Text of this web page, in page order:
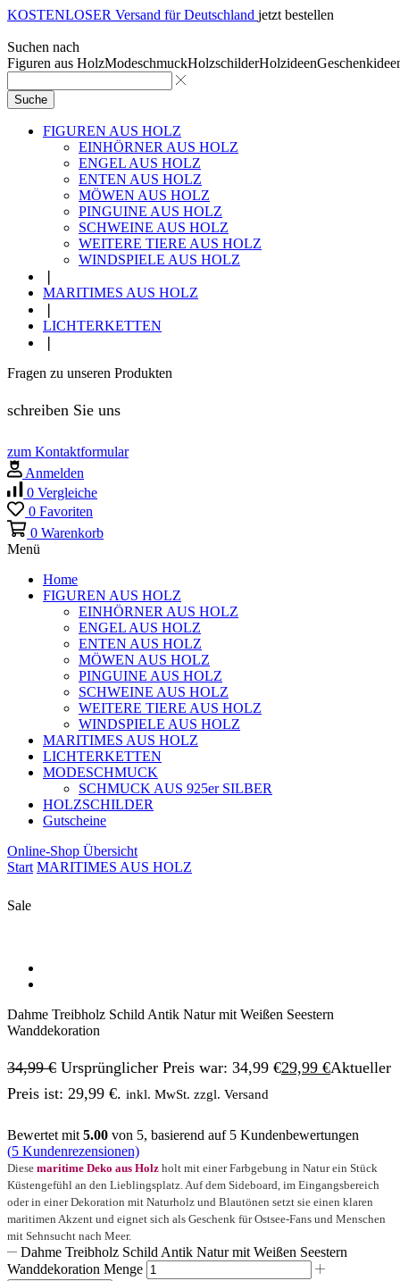
KOSTENLOSER Versand für Deutschland jetzt bestellen
Suchen nach
Figuren aus HolzModeschmuckHolzschilderHolzideen
Suche
FIGUREN AUS HOLZ
EINHÖRNER AUS HOLZ
ENGEL AUS HOLZ
ENTEN AUS HOLZ
MÖWEN AUS HOLZ
PINGUINE AUS HOLZ
SCHWEINE AUS HOLZ
WEITERE TIERE AUS HOLZ
WINDSPIELE AUS HOLZ
MARITIMES AUS HOLZ
LICHTERKETTEN
Fragen zu unseren Produkten
schreiben Sie uns
zum Kontaktformular
Anmelden
0 Vergleiche
0 Favoriten
0 Warenkorb
Menü
Home
FIGUREN AUS HOLZ
EINHÖRNER AUS HOLZ
ENGEL AUS HOLZ
ENTEN AUS HOLZ
MÖWEN AUS HOLZ
PINGUINE AUS HOLZ
SCHWEINE AUS HOLZ
WEITERE TIERE AUS HOLZ
WINDSPIELE AUS HOLZ
MARITIMES AUS HOLZ
LICHTERKETTEN
MODESCHMUCK
SCHMUCK AUS 925er SILBER
HOLZSCHILDER
Gutscheine
Online-Shop Übersicht
Start MARITIMES AUS HOLZ
Sale
Dahme Treibholz Schild Antik Natur mit Weißen Seestern
Wanddekoration
34,99€ Ursprünglicher Preis war: 34,99 €29,99 €Aktueller
Preis ist: 29,99 €. inkl. MwSt. zzgl. Versand
Bewertet mit 5.00 von 5, basierend auf 5 Kundenbewertungen
(5 Kundenrezensionen)
Diese maritime Deko aus Holz holt mit einer Farbgebung in Natur ein Stück
Küstengefühl an den Lieblingsplatz. Auf dem Sideboard, im Eingangsbereich
oder in einer Dekoration mit Naturholz und Blautönen setzt sie einen klaren
maritimen Akzent und eignet sich als Geschenk für Ostsee-Fans und Menschen
mit Sehnsucht nach Meer.
Dahme Treibholz Schild Antik Natur mit Weißen Seestern
Wanddekoration Menge